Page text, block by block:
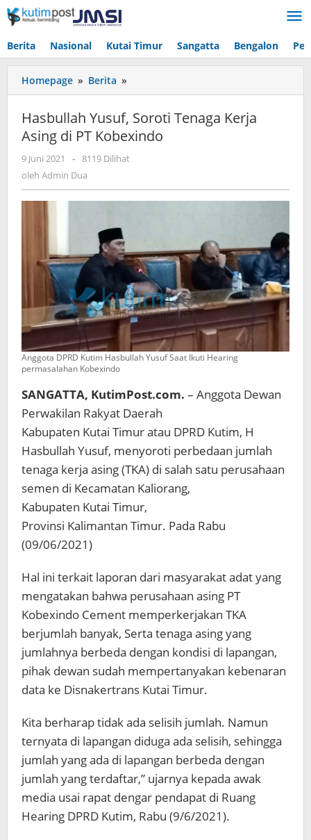
Lewati
ke
Berita Nasional Kutai Timur Sangatta Bengalon
Homepage » Berita »
Yusuf,
Tenaga
Kerja
Hasbullah Yusuf, Soroti Tenaga Kerja
Asing di PT Kobexindo
9 Juni 2021
oleh
Admin
- 8119 Dilihat
oleh Admin Dua
Anggota DPRD Kutim Hasbullah Yusuf Saat Ikuti Hearing
permasalahan Kobexindo
SANGATTA, KutimPost.com. – Anggota Dewan
Perwakilan Rakyat Daerah
Kabupaten Kutai Timur atau DPRD Kutim, H
Hasbullah Yusuf, menyoroti perbedaan jumlah
tenaga kerja asing (TKA) di salah satu perusahaan
semen di Kecamatan Kaliorang,
Kabupaten Kutai Timur,
Provinsi Kalimantan Timur. Pada Rabu
(09/06/2021)
Hal ini terkait laporan dari masyarakat adat yang
mengatakan bahwa perusahaan asing PT
Kobexindo Cement memperkerjakan TKA
berjumlah banyak, Serta tenaga asing yang
jumlahnya berbeda dengan kondisi di lapangan,
pihak dewan sudah mempertanyakan kebenaran
data ke Disnakertrans Kutai Timur.
Kita berharap tidak ada selisih jumlah. Namun
ternyata di lapangan diduga ada selisih, sehingga
jumlah yang ada di lapangan berbeda dengan
jumlah yang terdaftar,” ujarnya kepada awak
media usai rapat dengar pendapat di Ruang
Hearing DPRD Kutim, Rabu (9/6/2021).